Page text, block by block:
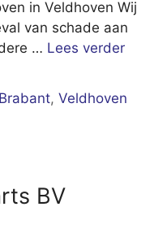
in Veldhoven Wij
van schade aan
… Lees verder
,Veldhoven
BV